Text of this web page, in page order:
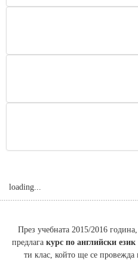
loading...
През учебната 2015/2016
предлага курс по английски език
ти клас, който ще се